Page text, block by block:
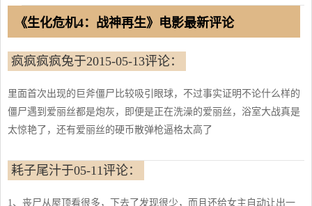
《生化危机4：战神再生》电影最新评论
疯疯疯疯兔于2015-05-13评论：
里面首次出现的巨斧僵尸比较吸引眼球，不过事实证明不论什么样的
僵尸遇到爱丽丝都是炮灰，即便是正在洗澡的爱丽丝，浴室大战真是
太惊艳了，还有爱丽丝的硬币散弹枪逼格太高了
耗子尾汁于05-11评论：
1、丧尸从屋顶看很多，下去了发现很少，而且还给女主自动让出一